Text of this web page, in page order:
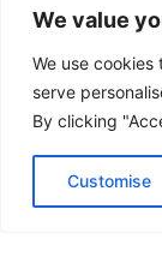
We value
We use
serve
By clicking
Customise